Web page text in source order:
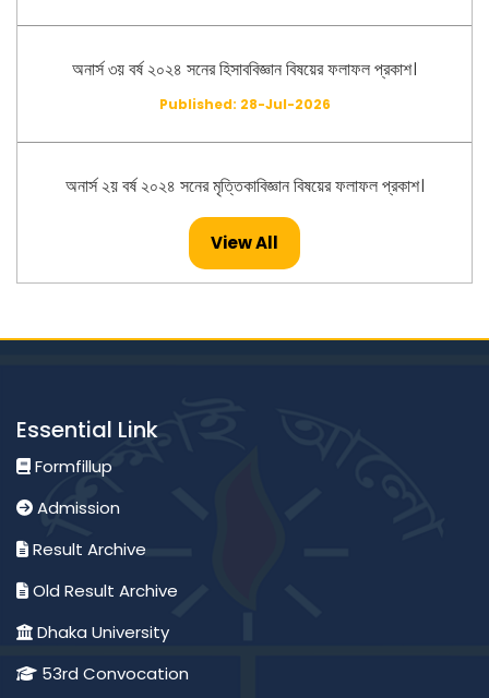
অনার্স ৩য় বর্ষ ২০২৪ সনের হিসাববিজ্ঞান বিষয়ের ফলাফল প্রকাশ।
Published: 28-Jul-2026
অনার্স ২য় বর্ষ ২০২৪ সনের মৃত্তিকাবিজ্ঞান বিষয়ের ফলাফল প্রকাশ।
Published: 26-Jul-2026
Published: 23-Jul-2026
মাস্টার্স -২০২৪ সনের হিসাববিজ্ঞান বিষয়ের ফলাফল প্রকাশ।
View All
Essential Link
Formfillup
Admission
Result Archive
Old Result Archive
Dhaka University
53rd Convocation